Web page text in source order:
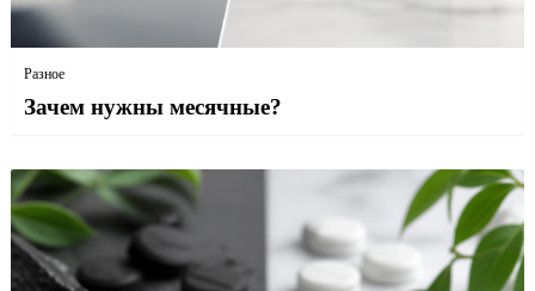
Разное
Зачем нужны месячные?